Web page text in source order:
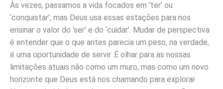
Às vezes, passamos a vida focados em ‘ter’ ou
‘conquistar’, mas Deus usa essas estações para nos
ensinar o valor do ‘ser’ e do ‘cuidar’. Mudar de perspectiva
é entender que o que antes parecia um peso, na verdade,
é uma oportunidade de servir. É olhar para as nossas
limitações atuais não como um muro, mas como um novo
horizonte que Deus está nos chamando para explorar.